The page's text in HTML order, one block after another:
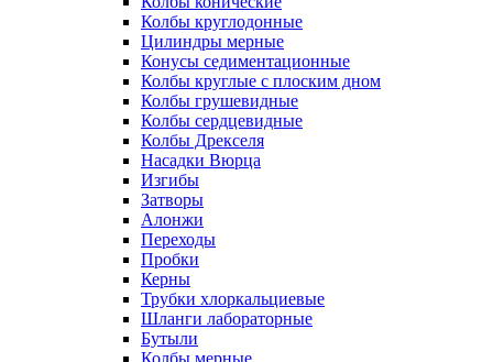
Колбы круглодонные
Цилиндры мерные
Конусы седиментационные
Колбы круглые с плоским дном
Колбы грушевидные
Колбы сердцевидные
Колбы Дрекселя
Насадки Вюрца
Изгибы
Затворы
Алонжи
Переходы
Пробки
Керны
Трубки хлоркальциевые
Шланги лабораторные
Бутыли
Колбы мерные